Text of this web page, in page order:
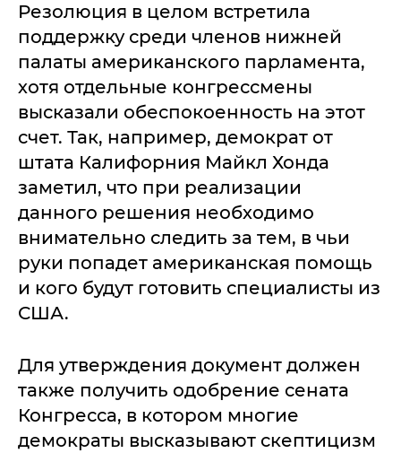
Резолюция в целом встретила
поддержку среди членов нижней
палаты американского парламента,
хотя отдельные конгрессмены
высказали обеспокоенность на этот
счет. Так, например, демократ от
штата Калифорния Майкл Хонда
заметил, что при реализации
данного решения необходимо
внимательно следить за тем, в чьи
руки попадет американская помощь
и кого будут готовить специалисты из
США.
Для утверждения документ должен
также получить одобрение сената
Конгресса, в котором многие
демократы высказывают скептицизм